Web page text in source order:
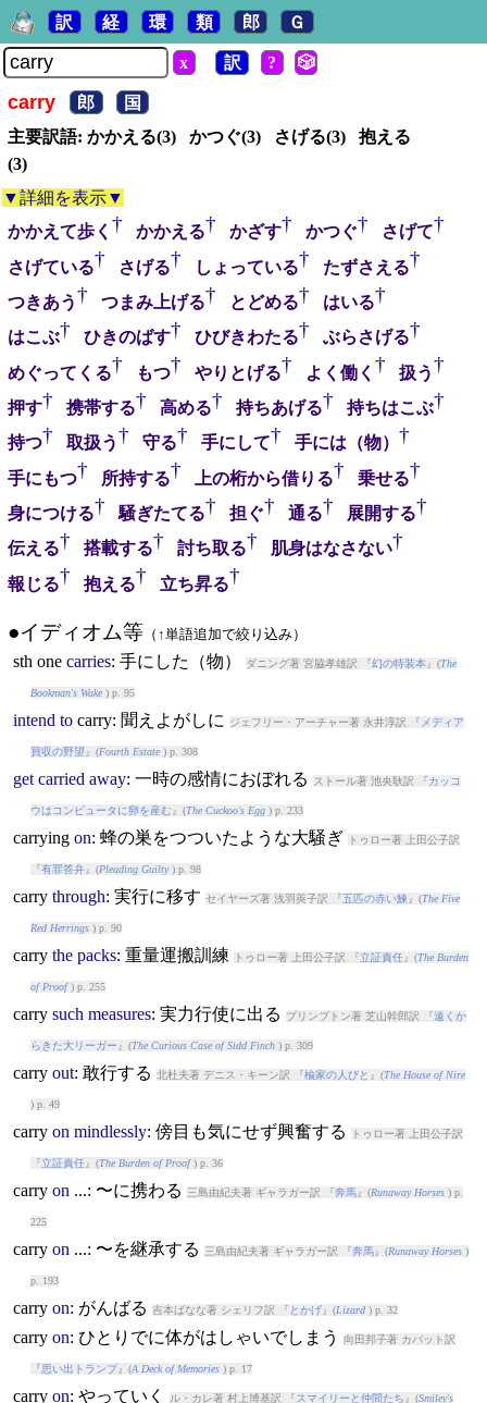
訳 経 環 類 郎 Ｇ
x 訳 ? 🎲
carry 郎
国
主要訳語: かかえる(3) かつぐ(3) さげる(3) 抱える
(3)
▼詳細を表示▼
かかえて歩く † かかえる† かざす† かつぐ† さげて†
さげている† さげる† しょっている† たずさえる†
つきあう† つまみ上げる† とどめる† はいる†
はこぶ† ひきのばす† ひびきわたる† ぶらさげる†
めぐってくる† もつ† やりとげる† よく働く † 扱う†
押す† 携帯する† 高める† 持ちあげる† 持ちはこぶ†
持つ† 取扱う† 守る† 手にして† 手には（物） †
手にもつ† 所持する† 上の桁から借りる† 乗せる†
身につける† 騒ぎたてる† 担ぐ† 通る† 展開する†
伝える† 搭載する† 討ち取る† 肌身はなさない†
報じる† 抱える† 立ち昇る†
●イディオム等（ ↑単語追加で絞り込み）
sth one carries: 手にした（物） ダニング著 宮脇孝雄訳 『幻の特装本』(The
Bookman's Wake) p. 95
intend to carry: 聞えよがしに ジェフリー・アーチャー著 永井淳訳 『 メディア
買収の野望 』(Fourth Estate) p. 308
get carried away: 一時の感情におぼれる ストール著 池央耿訳 『カッコ
ウはコンピュータに卵を産む』(The Cuckoo's Egg) p. 233
carrying on: 蜂の巣をつついたような大騒ぎ トゥロー著 上田公子訳
『有罪答弁』(Pleading Guilty) p. 98
carry through: 実行に移す セイヤーズ著 浅羽莢子訳 『五匹の赤い鰊 』(The Five
Red Herrings) p. 90
carry the packs: 重量運搬訓練 トゥロー著 上田公子訳 『立証責任』(The Burden
of Proof) p. 255
carry such measures: 実力行使に出る プリンプトン著 芝山幹郎訳 『遠くか
らきた大リーガー 』(The Curious Case of Sidd Finch) p. 309
carry out: 敢行する 北杜夫著 デニス・キーン訳 『楡家の人びと 』(The House of Nire
) p. 49
carry on mindlessly: 傍目も気にせず興奮する トゥロー著 上田公子訳
『立証責任』(The Burden of Proof) p. 36
carry on ...: 〜に携わる 三島由紀夫著 ギャラガー訳 『奔馬』(Runaway Horses) p.
225
carry on ...: 〜を継承する 三島由紀夫著 ギャラガー訳 『奔馬』(Runaway Horses)
p. 193
carry on: がんばる 吉本ばなな著 シェリフ訳 『 とかげ』(Lizard) p. 32
carry on: ひとりでに体がはしゃいでしまう 向田邦子著 カバット訳
『思い出トランプ』(A Deck of Memories) p. 17
carry on: やっていく ル・カレ著 村上博基訳 『スマイリーと仲間たち 』(Smiley's